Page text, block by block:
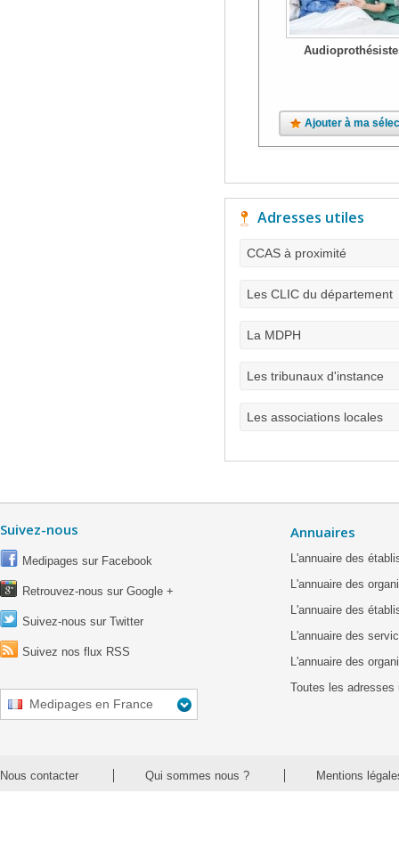
Ajouter à ma
Adresses utiles
CCAS à proximité
Les CLIC du département
La MDPH
Les tribunaux d'instance
Les associations locales
Suivez-nous
Medipages sur Facebook
Retrouvez-nous sur Google +
Suivez-nous sur Twitter
Suivez nos flux RSS
Medipages en France
Annuaires
L'annuaire des
L'annuaire des
L'annuaire des
L'annuaire des
L'annuaire des
Toutes les adresses
Nous contacter Qui sommes nous ? Mentions